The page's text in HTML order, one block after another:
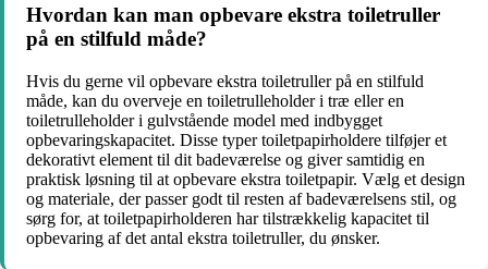
Hvordan kan man opbevare ekstra toiletruller
på en stilfuld måde?
Hvis du gerne vil opbevare ekstra toiletruller på en stilfuld
måde, kan du overveje en toiletrulleholder i træ eller en
toiletrulleholder i gulvstående model med indbygget
opbevaringskapacitet. Disse typer toiletpapirholdere tilføjer et
dekorativt element til dit badeværelse og giver samtidig en
praktisk løsning til at opbevare ekstra toiletpapir. Vælg et design
og materiale, der passer godt til resten af badeværelsens stil, og
sørg for, at toiletpapirholderen har tilstrækkelig kapacitet til
opbevaring af det antal ekstra toiletruller, du ønsker.